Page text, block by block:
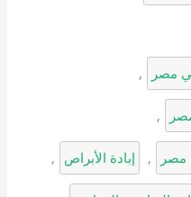
مصر ,
,
مصر , إبادة الأبراص ,